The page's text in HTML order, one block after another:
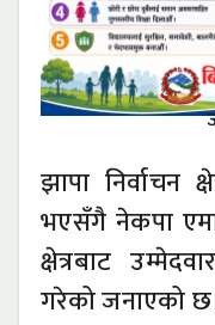
झापा निर्वाचन
भएसँगै नेकपा
क्षेत्रबाट
गरेको जनाएको